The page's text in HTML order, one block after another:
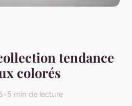
tendance
colorés
•5 min de lecture